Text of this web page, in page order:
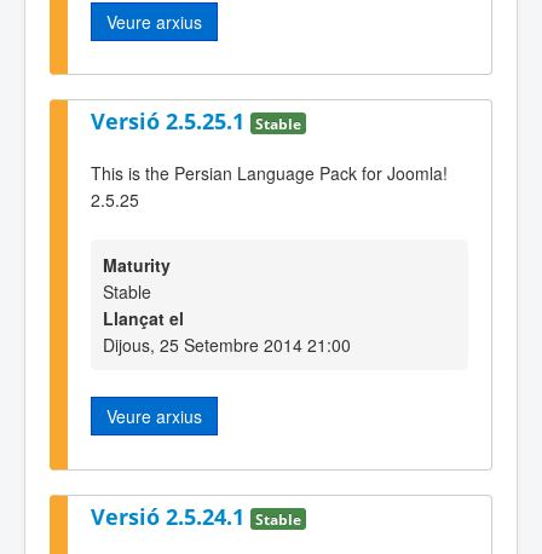
Veure arxius
Versió 2.5.25.1 Stable
This is the Persian Language Pack for Joomla!
2.5.25
Maturity
Stable
Llançat el
Dijous, 25 Setembre 2014 21:00
Veure arxius
Versió 2.5.24.1 Stable